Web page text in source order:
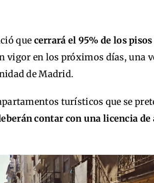
que cerrará el 95% de los
vigor en los próximos días, una
de Madrid.
turísticos que se
contar con una licencia